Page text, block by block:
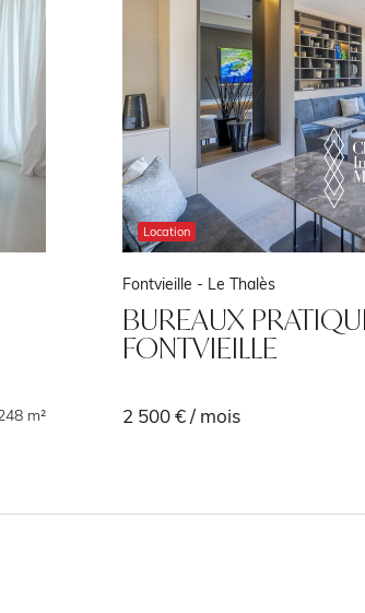
20 m²
Location Exclusivité
La Rousse - Saint Roman -
Résidence Auteuil
25 000 € / mois